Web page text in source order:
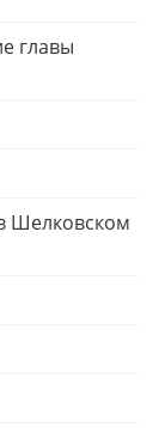
главы
Шелковском